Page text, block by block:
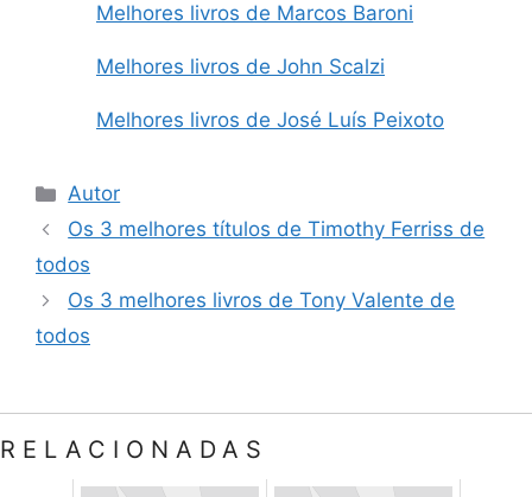
Melhores livros de Marcos Baroni
Melhores livros de John Scalzi
Melhores livros de José Luís Peixoto
Categorias
Autor
Os 3 melhores títulos de Timothy Ferriss de
todos
Os 3 melhores livros de Tony Valente de
todos
RELACIONADAS